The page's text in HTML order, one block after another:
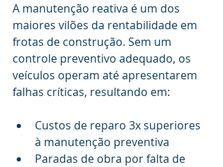
A manutenção reativa é um dos
maiores vilões da rentabilidade em
frotas de construção. Sem um
controle preventivo adequado, os
veículos operam até apresentarem
falhas críticas, resultando em:
Custos de reparo 3x superiores
à manutenção preventiva
Paradas de obra por falta de